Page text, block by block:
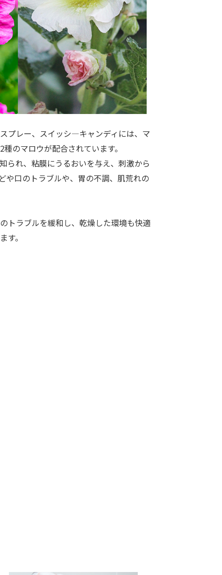
プレー、スイッシ―キャンディには、マ
のマロウが配合されています。
られ、粘膜にうるおいを与え、刺激から
や口のトラブルや、胃の不調、肌荒れの
トラブルを緩和し、乾燥した環境も快適
す。